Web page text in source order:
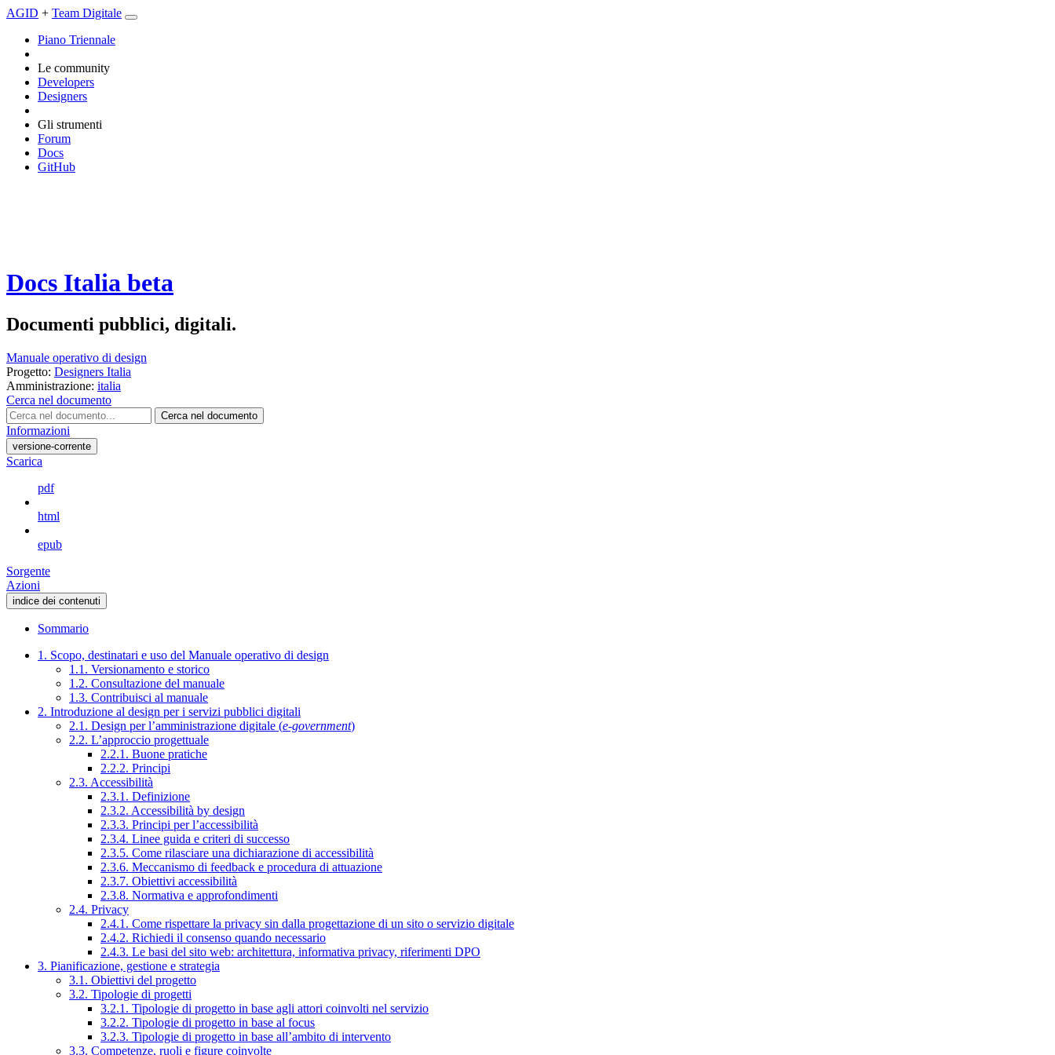
AGID + Team Digitale
Piano Triennale
Le community
Developers
Designers
Gli strumenti
Forum
Docs
GitHub
Docs Italia beta
Documenti pubblici, digitali.
Manuale operativo di design
Progetto: Designers Italia
Amministrazione: italia
Cerca nel documento
Cerca nel documento
Informazioni
versione-corrente
Scarica
pdf
html
epub
Sorgente
Azioni
indice dei contenuti
Sommario
1. Scopo, destinatari e uso del Manuale operativo di design
1.1. Versionamento e storico
1.2. Consultazione del manuale
1.3. Contribuisci al manuale
2. Introduzione al design per i servizi pubblici digitali
2.1. Design per l’amministrazione digitale (e-government)
2.2. L’approccio progettuale
2.2.1. Buone pratiche
2.2.2. Principi
2.3. Accessibilità
2.3.1. Definizione
2.3.2. Accessibilità by design
2.3.3. Principi per l’accessibilità
2.3.4. Linee guida e criteri di successo
2.3.5. Come rilasciare una dichiarazione di accessibilità
2.3.6. Meccanismo di feedback e procedura di attuazione
2.3.7. Obiettivi accessibilità
2.3.8. Normativa e approfondimenti
2.4. Privacy
2.4.1. Come rispettare la privacy sin dalla progettazione di un sito o servizio digitale
2.4.2. Richiedi il consenso quando necessario
2.4.3. Le basi del sito web: architettura, informativa privacy, riferimenti DPO
3. Pianificazione, gestione e strategia
3.1. Obiettivi del progetto
3.2. Tipologie di progetti
3.2.1. Tipologie di progetto in base agli attori coinvolti nel servizio
3.2.2. Tipologie di progetto in base al focus
3.2.3. Tipologie di progetto in base all’ambito di intervento
3.3. Competenze, ruoli e figure coinvolte